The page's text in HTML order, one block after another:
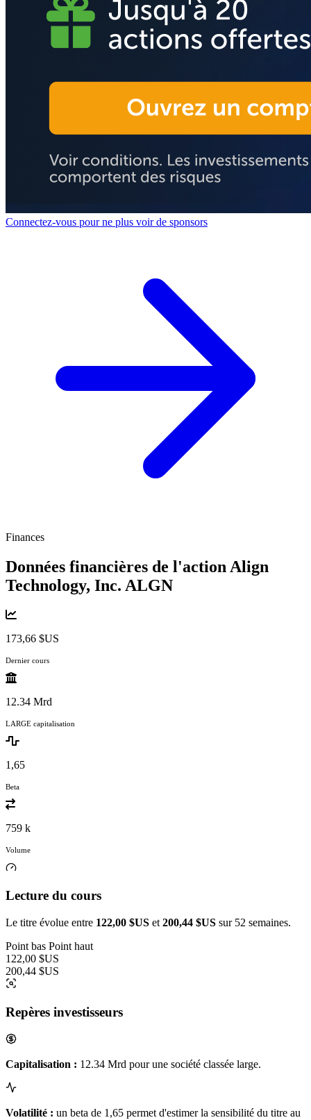
Connectez-vous pour ne plus voir de sponsors
Finances
Données financières de l'action Align
Technology, Inc. ALGN
173,66 $US
Dernier cours
12.34 Mrd
LARGE capitalisation
1,65
Beta
759 k
Volume
Lecture du cours
Le titre évolue entre 122,00 $US et 200,44 $US sur 52 semaines.
Point bas Point haut
122,00 $US
200,44 $US
Repères investisseurs
Capitalisation : 12.34 Mrd pour une société classée large.
Volatilité : un beta de 1,65 permet d'estimer la sensibilité du titre au